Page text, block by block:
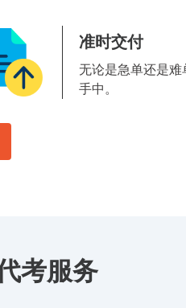
准时交付
无论是急单还是
手中。
考服务